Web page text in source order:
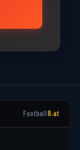
FootballR.at